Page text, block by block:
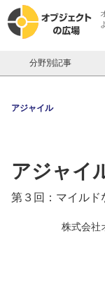
分野別記事
アジャイル
アジャイ
第３回：マイルド
株式会社